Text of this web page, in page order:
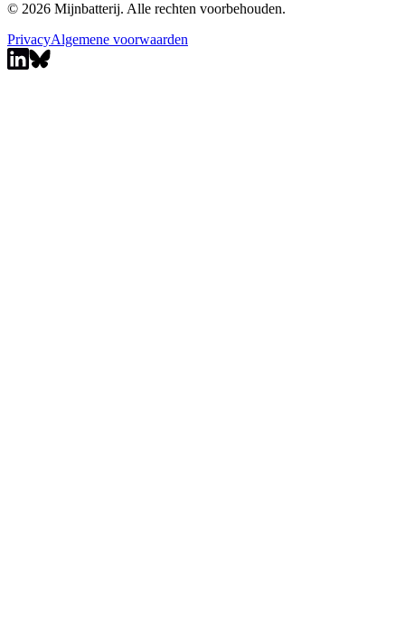
© 2026 Mijnbatterij. Alle rechten voorbehouden.
PrivacyAlgemene voorwaarden